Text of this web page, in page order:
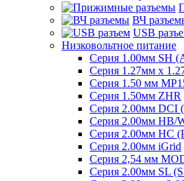
ВЧ
USB
Низковольтное питание
Серия 1.00мм SH
Серия 1.27мм x
Серия 1.50 мм
Серия 1.50мм ZHR
Серия 2.00мм DCI
Серия 2.00мм HB/
Серия 2.00мм HC
Серия 2.00мм iGrid
Серия 2,54 мм
Серия 2.00мм SL